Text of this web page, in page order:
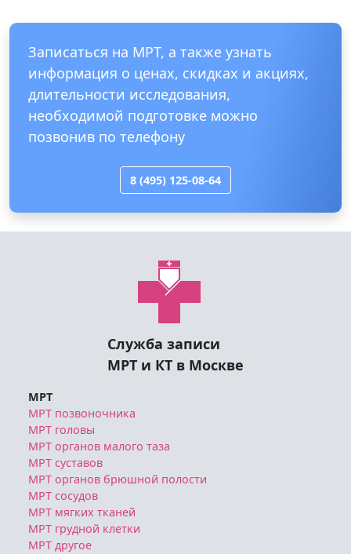
Записаться на МРТ, а также узнать
информация о ценах, скидках и акциях,
длительности исследования,
необходимой подготовке можно
позвонив по телефону
8 (495) 125-08-64
Служба записи
МРТ и КТ в Москве
МРТ
МРТ позвоночника
МРТ головы
МРТ органов малого таза
МРТ суставов
МРТ органов брюшной полости
МРТ сосудов
МРТ мягких тканей
МРТ грудной клетки
МРТ другое